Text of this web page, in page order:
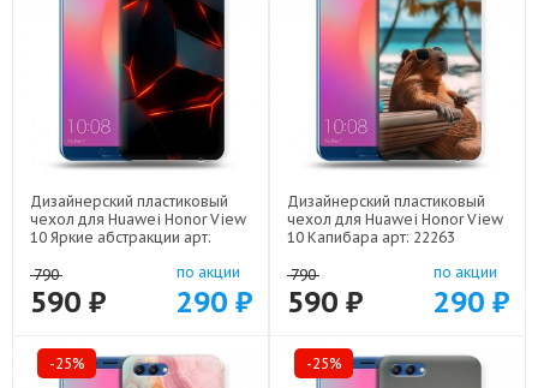
Дизайнерский пластиковый
чехол для Huawei Honor View
10 Яркие абстракции арт:
790
590 ₽
по акции
290 ₽
Дизайнерский пластиковый
чехол для Huawei Honor View
10 Капибара арт: 22263
790
590 ₽
по акции
290 ₽
-25% -25%